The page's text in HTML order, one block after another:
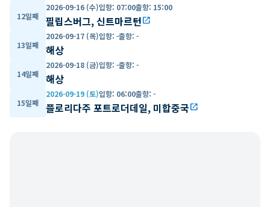
12일째
2026-09-16 (수)입항: 07:00출항: 15:00
필립스버그, 신트마르턴open_in_new
13일째
2026-09-17 (목)입항: -출항: -
해상
14일째
2026-09-18 (금)입항: -출항: -
해상
15일째
2026-09-19 (토)입항: 06:00출항: -
플로리다주 포트로더데일, 미합중국open_in_new